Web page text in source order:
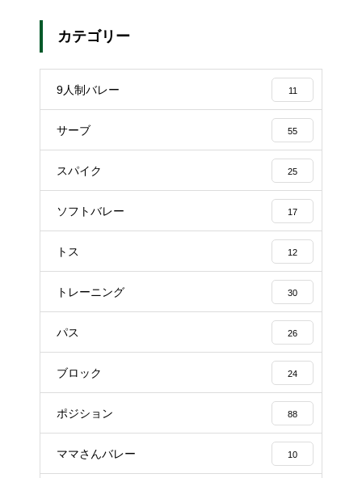
カテゴリー
9人制バレー 11
サーブ 55
スパイク 25
ソフトバレー 17
トス 12
トレーニング 30
パス 26
ブロック 24
ポジション 88
ママさんバレー 10